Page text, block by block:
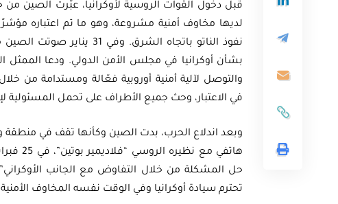
لديها مخاوف أمنية مشروعة، وهو ما تم اعتباره
نفوذ الناتو باتجاه
والتوصل لآلية أمنية أوروبية فعّالة ومستدامة من
في الاعتبار، وحث جميع الأطراف على تحمل المسئولية
وبعد اندلاع الحرب، بدت الصين وكأنها تقف في
تحترم سيادة أوكرانيا وفي الوقت نفسه المخاوف
Add To Cart